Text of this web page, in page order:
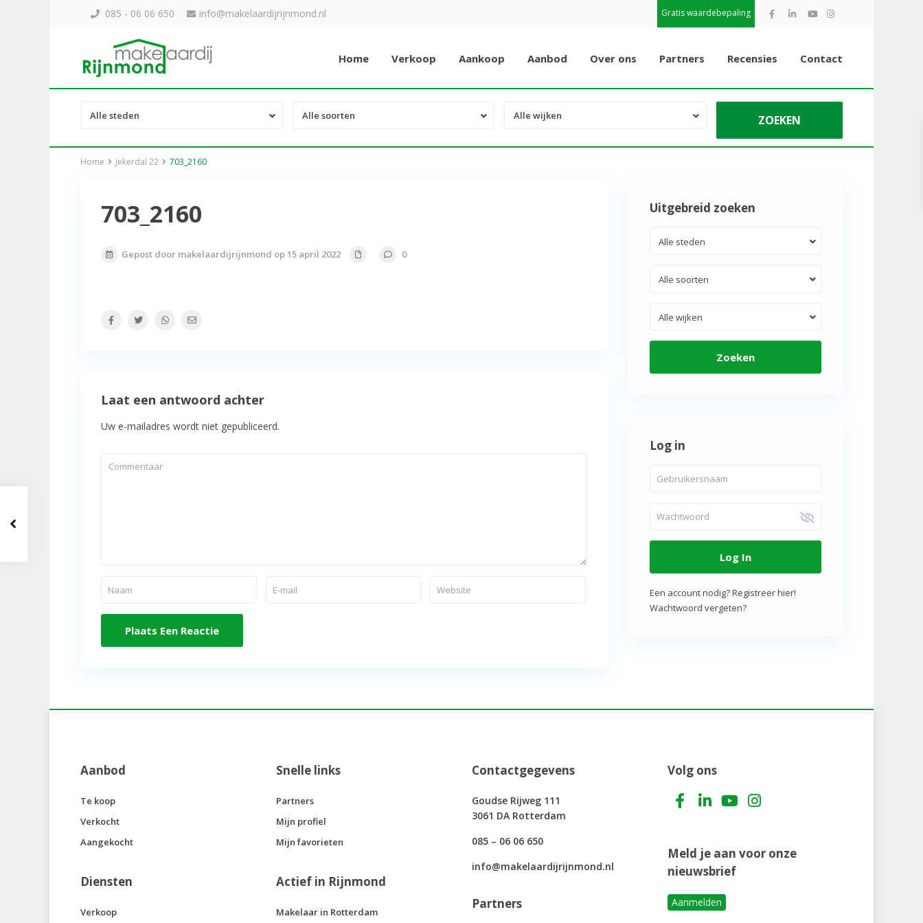
085 - 06 06 650 info@makelaardijrijnmond.nl Gratis waardebepaling
Home Verkoop Aankoop Aanbod Over ons Partners Recensies Contact
Alle steden Alle soorten Alle wijken
Home Jekerdal 22 703_2160
703_2160
Gepost door makelaardijrijnmond op 15 april 2022 0
Laat een antwoord achter
Uw e-mailadres wordt niet gepubliceerd.
Uitgebreid zoeken
Alle steden
Alle soorten
Alle wijken
Zoeken
Log in
Log In
Een account nodig? Registreer hier!
Wachtwoord vergeten?
Aanbod
Te koop
Verkocht
Aangekocht
Diensten
Verkoop
Snelle links
Partners
Mijn profiel
Mijn favorieten
Actief in Rijnmond
Makelaar in Rotterdam
Contactgegevens
Goudse Rijweg 111
3061 DA Rotterdam
085 – 06 06 650
info@makelaardijrijnmond.nl
Partners
Volg ons
Meld je aan voor onze
nieuwsbrief
Aanmelden